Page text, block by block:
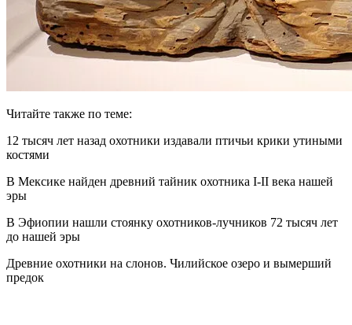
Читайте также по теме:
12 тысяч лет назад охотники издавали птичьи крики утиными
костями
В Мексике найден древний тайник охотника I-II века нашей
эры
В Эфиопии нашли стоянку охотников-лучников 72 тысяч лет
до нашей эры
Древние охотники на слонов. Чилийское озеро и вымерший
предок